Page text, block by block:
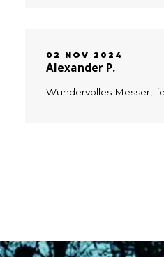
02 NOV 2024
Alexander P.
Wundervolles Messer,